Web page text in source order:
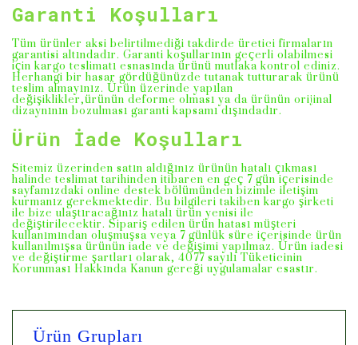
Garanti Koşulları
Tüm ürünler aksi belirtilmediği takdirde üretici firmaların
garantisi altındadır. Garanti koşullarının geçerli olabilmesi
için kargo teslimatı esnasında ürünü mutlaka kontrol ediniz.
Herhangi bir hasar gördüğünüzde tutanak tutturarak ürünü
teslim almayınız. Ürün üzerinde yapılan
değişiklikler,ürünün deforme olması ya da ürünün orijinal
dizaynının bozulması garanti kapsamı dışındadır.
Ürün İade Koşulları
Sitemiz üzerinden satın aldığınız ürünün hatalı çıkması
halinde teslimat tarihinden itibaren en geç 7 gün içerisinde
sayfamızdaki online destek bölümünden bizimle iletişim
kurmanız gerekmektedir. Bu bilgileri takiben kargo şirketi
ile bize ulaştıracağınız hatalı ürün yenisi ile
değiştirilecektir. Sipariş edilen ürün hatası müşteri
kullanımından oluşmuşsa veya 7 günlük süre içerisinde ürün
kullanılmışsa ürünün iade ve değişimi yapılmaz. Ürün iadesi
ve değiştirme şartları olarak, 4077 sayılı Tüketicinin
Korunması Hakkında Kanun gereği uygulamalar esastır.
Ürün Grupları